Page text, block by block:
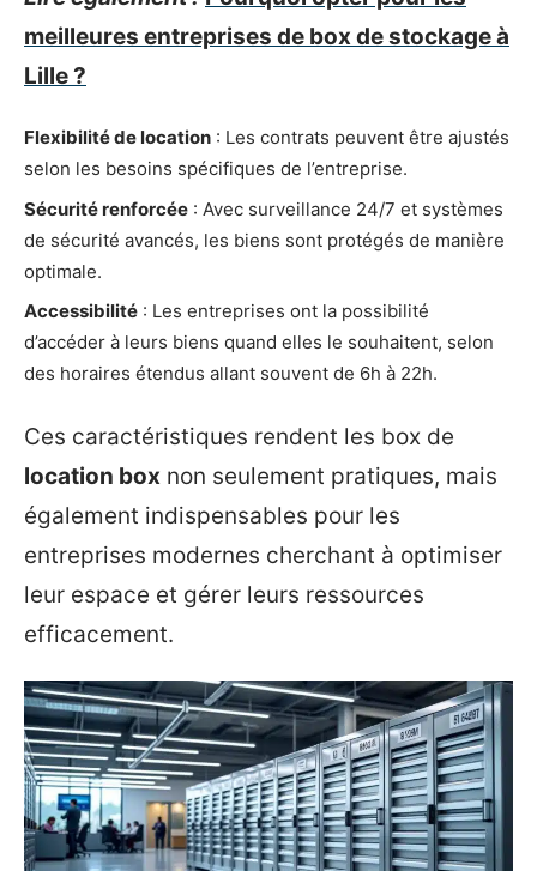
meilleures entreprises de box de stockage à
Lille ?
Flexibilité de location : Les contrats peuvent être ajustés
selon les besoins spécifiques de l’entreprise.
Sécurité renforcée : Avec surveillance 24/7 et systèmes
de sécurité avancés, les biens sont protégés de manière
optimale.
Accessibilité : Les entreprises ont la possibilité
d’accéder à leurs biens quand elles le souhaitent, selon
des horaires étendus allant souvent de 6h à 22h.
Ces caractéristiques rendent les box de
location box non seulement pratiques, mais
également indispensables pour les
entreprises modernes cherchant à optimiser
leur espace et gérer leurs ressources
efficacement.